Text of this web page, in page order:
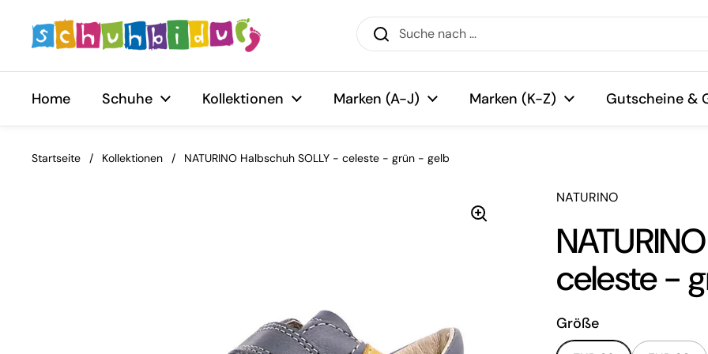
Home Schuhe Kollektionen Marken (A-J) Marken (K-Z) Gutscheine &
Startseite / Kollektionen / NATURINO Halbschuh SOLLY - celeste - grün - gelb
NATURINO
celeste -
Größe